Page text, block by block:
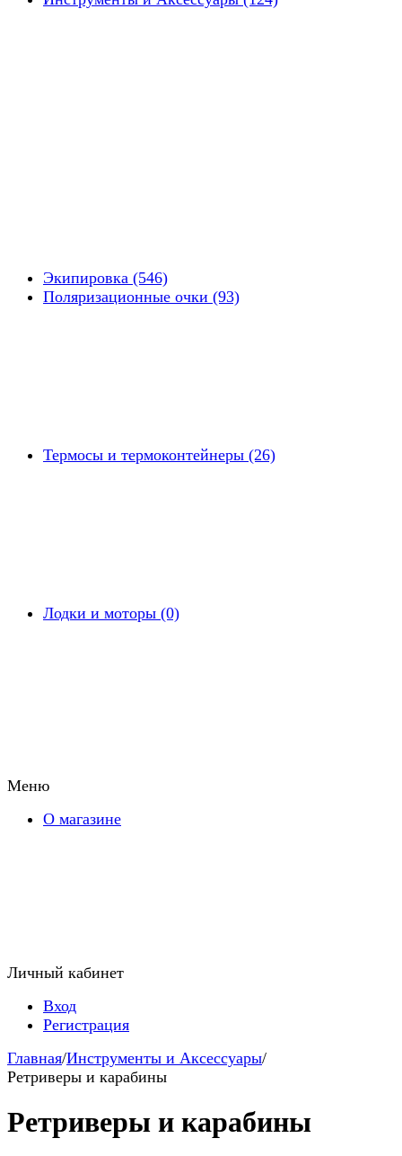
Экипировка (546)
Поляризационные очки (93)
Термосы и термоконтейнеры (26)
Лодки и моторы (0)
Меню
О магазине
Личный кабинет
Вход
Регистрация
Главная/Инструменты и Аксессуары/
Ретриверы и карабины
Ретриверы и карабины